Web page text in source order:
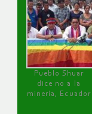
Pueblo Shuar
dice no a la
minería, Ecuador